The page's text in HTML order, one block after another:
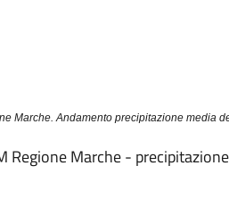
Marche. Andamento precipitazione media